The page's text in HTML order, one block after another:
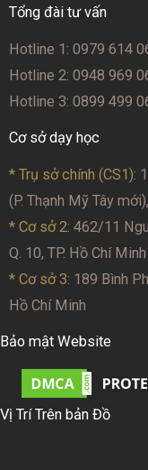
Tổng đài tư vấn
Hotline 1: 0979 614
Hotline 2: 0948 969
Hotline 3: 0899 499
Cơ sở dạy học
* Trụ sở chính (CS1):
(P. Thạnh Mỹ Tây
* Cơ sở 2: 462/11
Q. 10, TP. Hồ Chí Minh
* Cơ sở 3: 189 Bình
Hồ Chí Minh
Bảo mật Website
Vị Trí Trên bản Đồ